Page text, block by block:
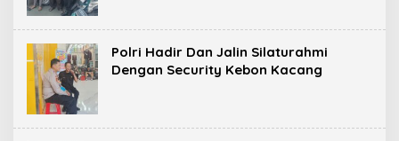
Polri Hadir Dan Jalin Silaturahmi
Dengan Security Kebon Kacang